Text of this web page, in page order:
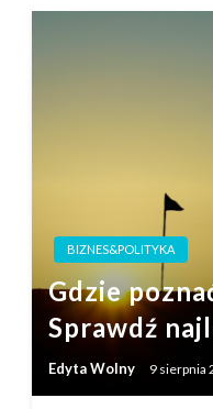
BIZNES&POLITYKA
Gdzie
Sprawdź
Edyta Wolny 9 sierpnia